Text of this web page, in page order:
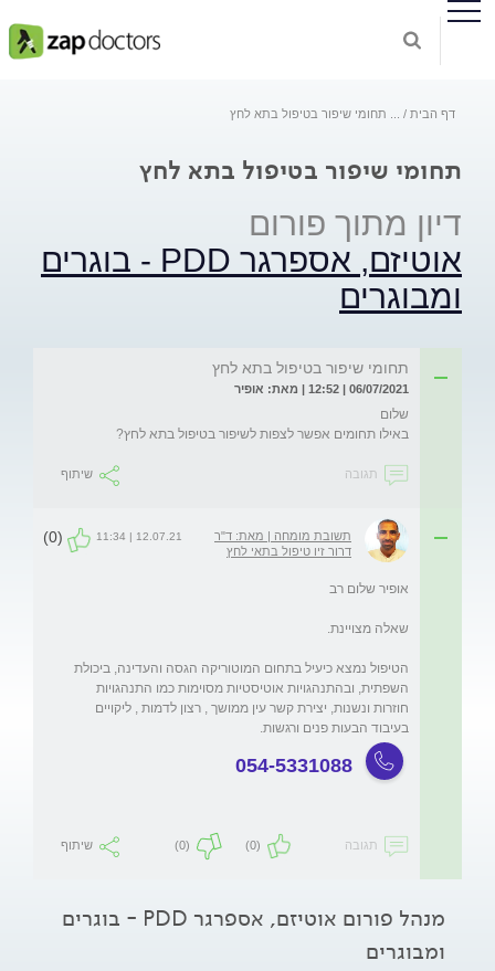
דף הבית תחומי שיפור בטיפול בתא לחץ
תחומי שיפור בטיפול בתא לחץ
דיון מתוך פורום
אוטיזם, אספרגר PDD - בוגרים
ומבוגרים
תחומי שיפור בטיפול בתא לחץ
06/07/2021 | 12:52 | מאת: אופיר
באילו תחומים אפשר לצפות לשיפור בטיפול בתא לחץ?
תגובה שיתוף
תשובת מומחה | מאת: ד"ר
דרור זיו טיפול בתאי לחץ
12.07.21 | 11:34
(0)
הטיפול נמצא כיעיל בתחום המוטוריקה הגסה והעדינה, ביכולת
השפתית, ובהתנהגויות אוטיסטיות מסוימות כמו התנהגויות
חוזרות ונשנות, יצירת קשר עין ממושך , רצון לדמות , ליקויים
בעיבוד הבעות פנים ורגשות.
054-5331088
תגובה (0)
(0) שיתוף
מנהל פורום אוטיזם, אספרגר PDD - בוגרים
ומבוגרים